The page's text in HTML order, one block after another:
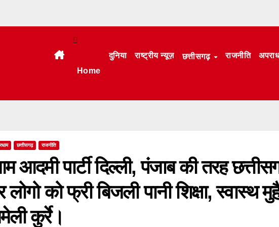
Home
दुनिया राष्ट्रीय न्यूज़ छत्तीसगढ़ राजनीति अपराध
छत्तीसगढ़ राजनीति
आदमी पार्टी दिल्ली, पंजाब की तरह
लोगो को फ्री बिजली पानी शिक्षा, स्वास्थ
कुर्रे।